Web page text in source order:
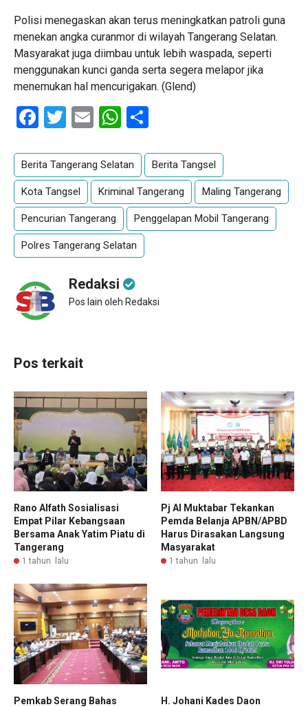
Polisi menegaskan akan terus meningkatkan patroli guna
menekan angka curanmor di wilayah Tangerang Selatan.
Masyarakat juga diimbau untuk lebih waspada, seperti
menggunakan kunci ganda serta segera melapor jika
menemukan hal mencurigakan. (Glend)
Facebook
Twitter
EmailWhatsApp
Berita Tangerang Selatan Berita Tangsel
Kota Tangsel Kriminal Tangerang Maling Tangerang
Pencurian Tangerang Penggelapan Mobil Tangerang
Polres Tangerang Selatan
Redaksi
Pos lain oleh Redaksi
Pos terkait
Rano Alfath Sosialisasi
Empat Pilar Kebangsaan
Bersama Anak Yatim Piatu di
Tangerang
1 tahun lalu
Pj Al Muktabar Tekankan
Pemda Belanja APBN/APBD
Harus Dirasakan Langsung
Masyarakat
1 tahun lalu
Pemkab Serang Bahas
H. Johani Kades Daon